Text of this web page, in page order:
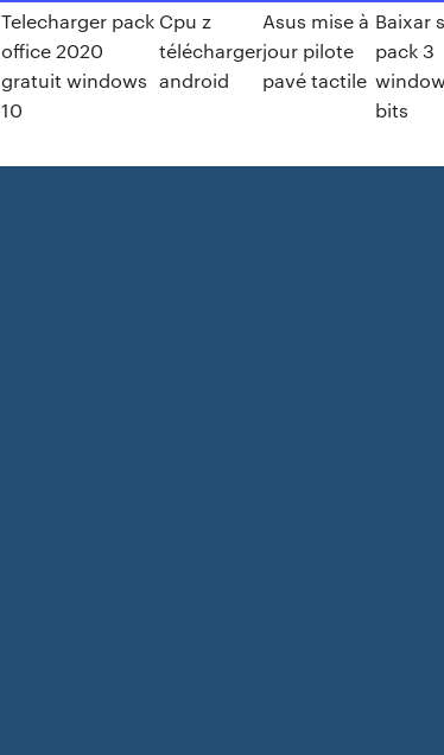
Telecharger pack
office 2020
gratuit windows
10
Cpu z
télécharger
android
Asus mise à
jour pilote
pavé tactile
Baixar
pack 3
bits